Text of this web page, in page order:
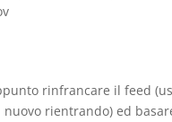
rinfrancare il feed
nuovo rientrando) ed